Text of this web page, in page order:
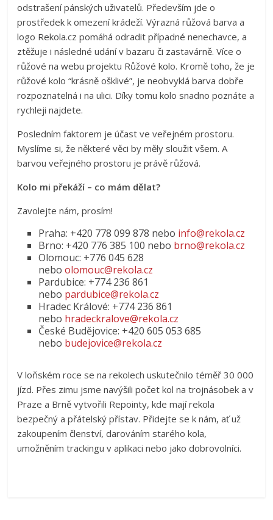
odstrašení pánských uživatelů. Především jde o
prostředek k omezení krádeží. Výrazná růžová barva a
logo Rekola.cz pomáhá odradit případné nenechavce, a
ztěžuje i následné udání v bazaru či zastavárně. Více o
růžové na webu projektu Růžové kolo. Kromě toho, že je
růžové kolo “krásně ošklivé”, je neobvyklá barva dobře
rozpoznatelná i na ulici. Díky tomu kolo snadno poznáte a
rychleji najdete.
Posledním faktorem je účast ve veřejném prostoru.
Myslíme si, že některé věci by měly sloužit všem. A
barvou veřejného prostoru je právě růžová.
Kolo mi překáží – co mám dělat?
Zavolejte nám, prosím!
Praha: +420 778 099 878 nebo info@rekola.cz
Brno: +420 776 385 100 nebo brno@rekola.cz
Olomouc: +776 045 628
neboolomouc@rekola.cz
Pardubice: +774 236 861
nebo pardubice@rekola.cz
Hradec Králové: +774 236 861
nebo hradeckralove@rekola.cz
České Budějovice: +420 605 053 685
nebo budejovice@rekola.cz
V loňském roce se na rekolech uskutečnilo téměř 30 000
jízd. Přes zimu jsme navýšili počet kol na trojnásobek a v
Praze a Brně vytvořili Repointy, kde mají rekola
bezpečný a přátelský přístav. Přidejte se k nám, ať už
zakoupením členství, darováním starého kola,
umožněním trackingu v aplikaci nebo jako dobrovolníci.